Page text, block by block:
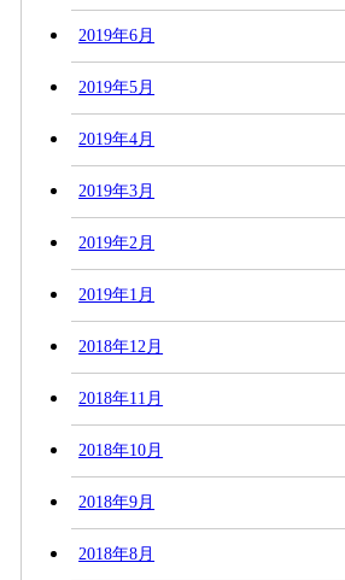
2019年6月
2019年5月
2019年4月
2019年3月
2019年2月
2019年1月
2018年12月
2018年11月
2018年10月
2018年9月
2018年8月